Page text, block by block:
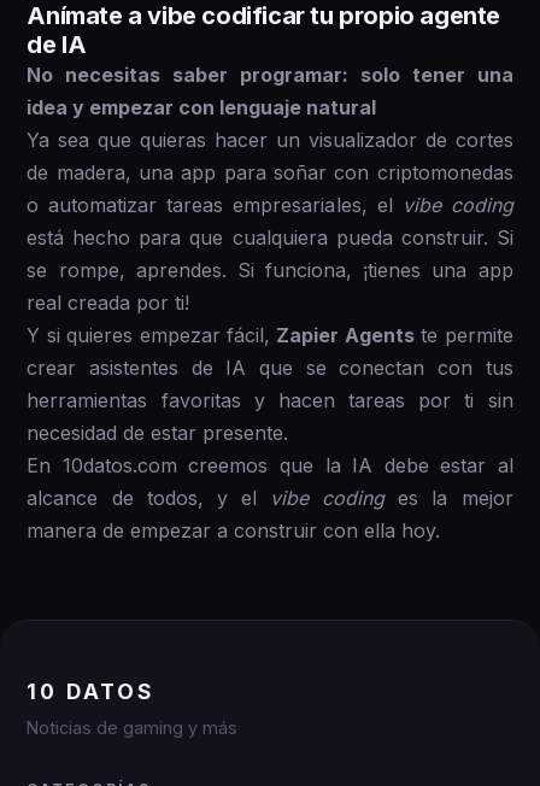
Anímate a vibe codificar tu propio agente
de IA
No necesitas saber programar: solo tener una
idea y empezar con lenguaje natural
Ya sea que quieras hacer un visualizador de cortes
de madera, una app para soñar con criptomonedas
o automatizar tareas empresariales, el vibe coding
está hecho para que cualquiera pueda construir. Si
se rompe, aprendes. Si funciona, ¡tienes una app
real creada por ti!
Y si quieres empezar fácil, Zapier Agentste permite
crear asistentes de IA que se conectan con tus
herramientas favoritas y hacen tareas por ti sin
necesidad de estar presente.
En 10datos.com creemos que la IA debe estar al
alcance de todos, y el vibe codinges la mejor
manera de empezar a construir con ella hoy.
10 DATOS
Noticias de gaming y más